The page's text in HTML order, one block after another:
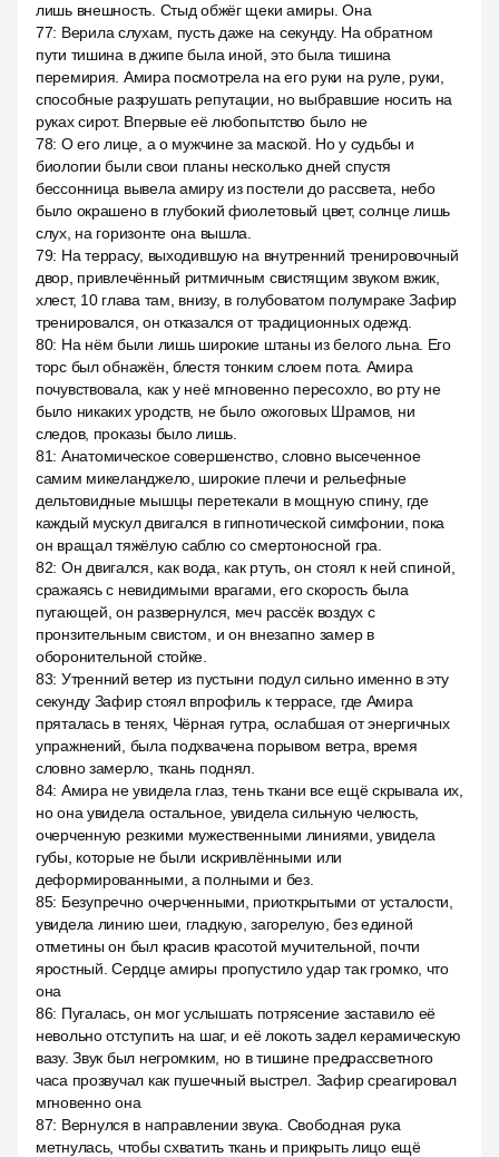
лишь внешность. Стыд обжёг щеки амиры. Она
77: Верила слухам, пусть даже на секунду. На обратном
пути тишина в джипе была иной, это была тишина
перемирия. Амира посмотрела на его руки на руле, руки,
способные разрушать репутации, но выбравшие носить на
руках сирот. Впервые её любопытство было не
78: О его лице, а о мужчине за маской. Но у судьбы и
биологии были свои планы несколько дней спустя
бессонница вывела амиру из постели до рассвета, небо
было окрашено в глубокий фиолетовый цвет, солнце лишь
слух, на горизонте она вышла.
79: На террасу, выходившую на внутренний тренировочный
двор, привлечённый ритмичным свистящим звуком вжик,
хлест, 10 глава там, внизу, в голубоватом полумраке Зафир
тренировался, он отказался от традиционных одежд.
80: На нём были лишь широкие штаны из белого льна. Его
торс был обнажён, блестя тонким слоем пота. Амира
почувствовала, как у неё мгновенно пересохло, во рту не
было никаких уродств, не было ожоговых Шрамов, ни
следов, проказы было лишь.
81: Анатомическое совершенство, словно высеченное
самим микеланджело, широкие плечи и рельефные
дельтовидные мышцы перетекали в мощную спину, где
каждый мускул двигался в гипнотической симфонии, пока
он вращал тяжёлую саблю со смертоносной гра.
82: Он двигался, как вода, как ртуть, он стоял к ней спиной,
сражаясь с невидимыми врагами, его скорость была
пугающей, он развернулся, меч рассёк воздух с
пронзительным свистом, и он внезапно замер в
оборонительной стойке.
83: Утренний ветер из пустыни подул сильно именно в эту
секунду Зафир стоял впрофиль к террасе, где Амира
пряталась в тенях, Чёрная гутра, ослабшая от энергичных
упражнений, была подхвачена порывом ветра, время
словно замерло, ткань поднял.
84: Амира не увидела глаз, тень ткани все ещё скрывала их,
но она увидела остальное, увидела сильную челюсть,
очерченную резкими мужественными линиями, увидела
губы, которые не были искривлёнными или
деформированными, а полными и без.
85: Безупречно очерченными, приоткрытыми от усталости,
увидела линию шеи, гладкую, загорелую, без единой
отметины он был красив красотой мучительной, почти
яростный. Сердце амиры пропустило удар так громко, что
она
86: Пугалась, он мог услышать потрясение заставило её
невольно отступить на шаг, и её локоть задел керамическую
вазу. Звук был негромким, но в тишине предрассветного
часа прозвучал как пушечный выстрел. Зафир среагировал
мгновенно она
87: Вернулся в направлении звука. Свободная рука
метнулась, чтобы схватить ткань и прикрыть лицо ещё